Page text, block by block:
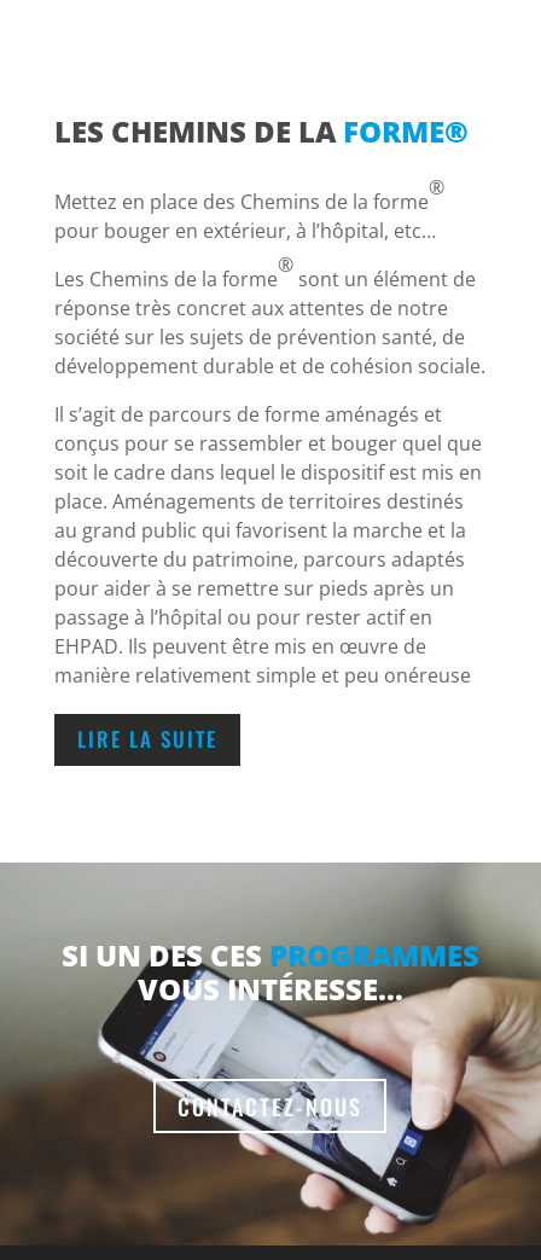
LES CHEMINS DE LAFORME®
Mettez en place des Chemins de la forme
®
pour bouger en extérieur, à l’hôpital, etc…
Les Chemins de la forme
®
sont un élément de
réponse très concret aux attentes de notre
société sur les sujets de prévention santé, de
développement durable et de cohésion sociale.
Il s’agit de parcours de forme aménagés et
conçus pour se rassembler et bouger quel que
soit le cadre dans lequel le dispositif est mis en
place. Aménagements de territoires destinés
au grand public qui favorisent la marche et la
découverte du patrimoine, parcours adaptés
pour aider à se remettre sur pieds après un
passage à l’hôpital ou pour rester actif en
EHPAD. Ils peuvent être mis en œuvre de
manière relativement simple et peu onéreuse
LIRE LA SUITE
SI UN DES CES PROGRAMMES
VOUS INTÉRESSE…
CONTACTEZ-NOUS